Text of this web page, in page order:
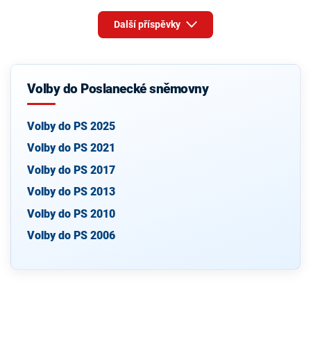
Další příspěvky
Volby do Poslanecké sněmovny
Volby do PS 2025
Volby do PS 2021
Volby do PS 2017
Volby do PS 2013
Volby do PS 2010
Volby do PS 2006